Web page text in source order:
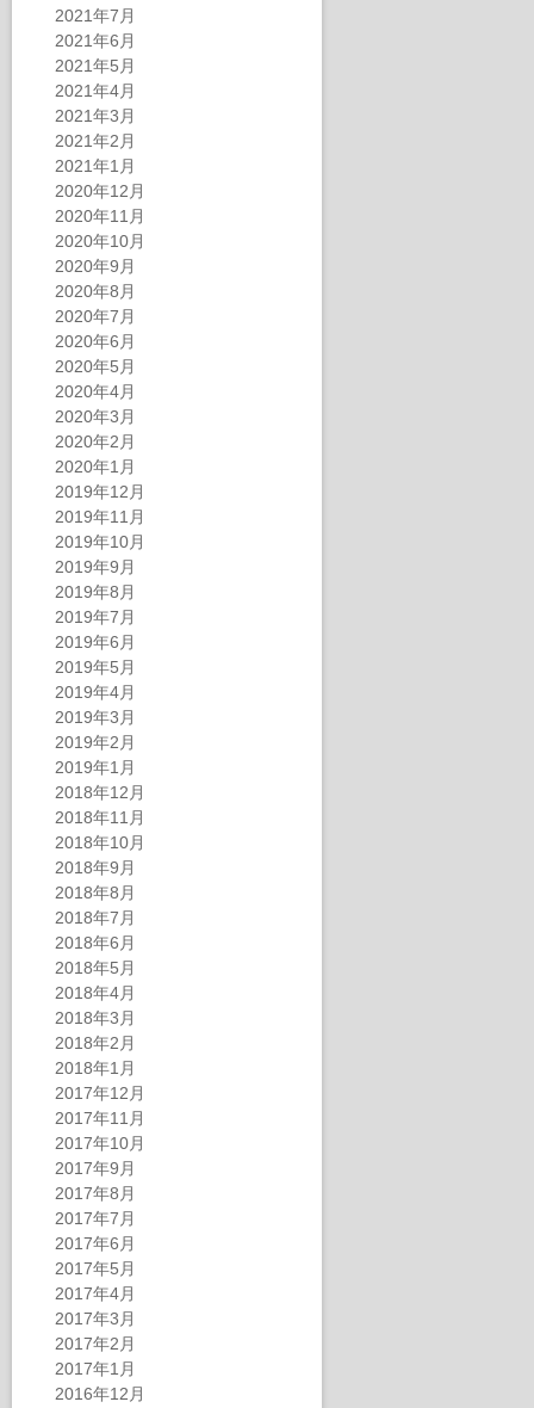
2021年7月
2021年6月
2021年5月
2021年4月
2021年3月
2021年2月
2021年1月
2020年12月
2020年11月
2020年10月
2020年9月
2020年8月
2020年7月
2020年6月
2020年5月
2020年4月
2020年3月
2020年2月
2020年1月
2019年12月
2019年11月
2019年10月
2019年9月
2019年8月
2019年7月
2019年6月
2019年5月
2019年4月
2019年3月
2019年2月
2019年1月
2018年12月
2018年11月
2018年10月
2018年9月
2018年8月
2018年7月
2018年6月
2018年5月
2018年4月
2018年3月
2018年2月
2018年1月
2017年12月
2017年11月
2017年10月
2017年9月
2017年8月
2017年7月
2017年6月
2017年5月
2017年4月
2017年3月
2017年2月
2017年1月
2016年12月